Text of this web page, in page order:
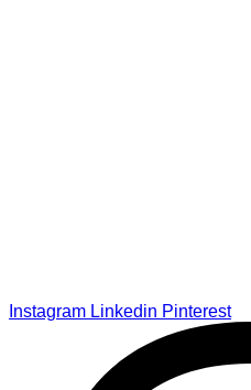
Instagram Linkedin Pinterest